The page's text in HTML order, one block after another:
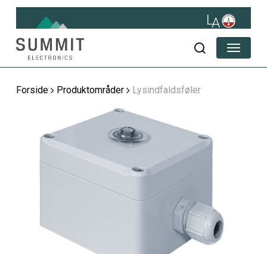
Skip
main
content
søg
Menu
Forside Produktområder Lysindfaldsføler